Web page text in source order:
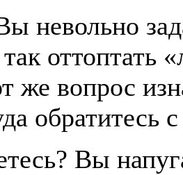
невольно
же вопрос
обратитесь
Вы